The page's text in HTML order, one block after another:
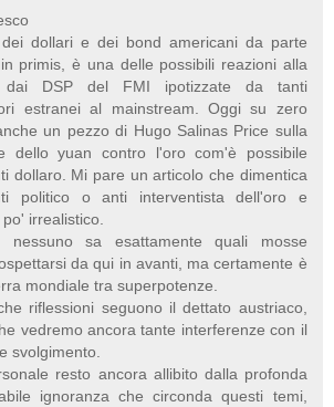
dollari e dei bond americani da parte
primis, è una delle possibili reazioni alla
dai DSP del FMI ipotizzate da tanti
estranei al mainstream. Oggi su zero
un pezzo di Hugo Salinas Price sulla
dello yuan contro l'oro com'è possibile
dollaro. Mi pare un articolo che dimentica
politico o anti interventista dell'oro e
irrealistico.
nessuno sa esattamente quali mosse
da qui in avanti, ma certamente è
mondiale tra superpotenze.
riflessioni seguono il dettato austriaco,
vedremo ancora tante interferenze con il
svolgimento.
resto ancora allibito dalla profonda
ignoranza che circonda questi temi,